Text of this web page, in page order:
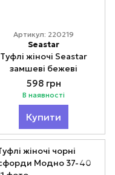
Артикул: 220219
Seastar
Туфлі жіночі Seastar
замшеві бежеві
598 грн
В наявності
Купити